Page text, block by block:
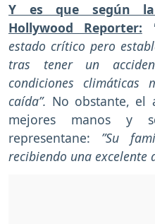
Y es que según
Hollywood Reporter:
estado crítico pero
tras tener un
condiciones climáticas
caída”. No obstante, el
mejores manos y
representane: ”Su
recibiendo una excelente